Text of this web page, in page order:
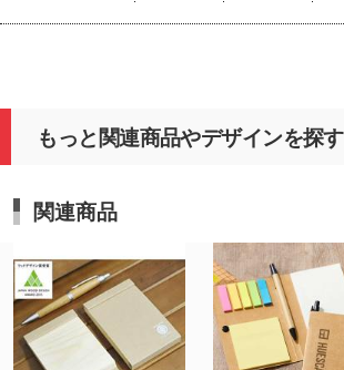
もっと関連商品やデザインを探す
関連商品